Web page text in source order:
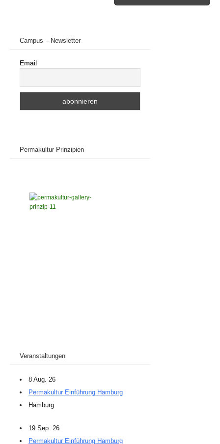
Campus – Newsletter
Email
Permakultur Prinzipien
Veranstaltungen
8 Aug. 26
Permakultur Einführung Hamburg
Hamburg
19 Sep. 26
Permakultur Einführung Hamburg